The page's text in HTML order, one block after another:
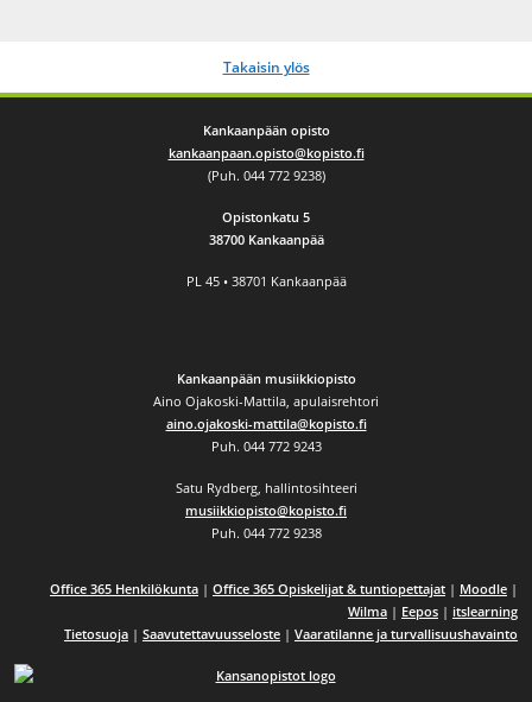
Takaisin ylös
Kankaanpään opisto
kankaanpaan.opisto@kopisto.fi
(Puh. 044 772 9238)
Opistonkatu 5
38700 Kankaanpää
PL 45 • 38701 Kankaanpää
Kankaanpään musiikkiopisto
Aino Ojakoski-Mattila, apulaisrehtori
aino.ojakoski-mattila@kopisto.fi
Puh. 044 772 9243
Satu Rydberg, hallintosihteeri
musiikkiopisto@kopisto.fi
Puh. 044 772 9238
Office 365 Henkilökunta | Office 365 Opiskelijat & tuntiopettajat | Moodle |
Wilma | Eepos | itslearning
Tietosuoja | Saavutettavuusseloste | Vaaratilanne ja turvallisuushavainto